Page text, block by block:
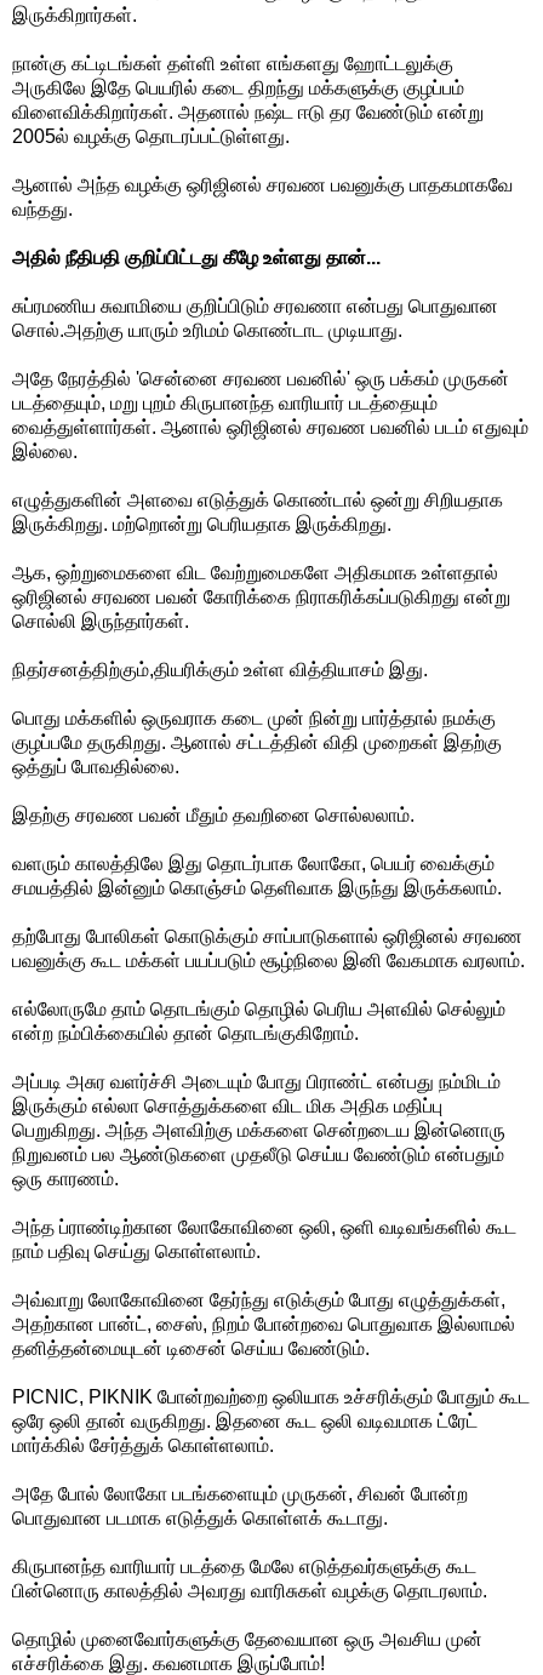
இருக்கிறார்கள்.
நான்கு கட்டிடங்கள் தள்ளி உள்ள எங்களது ஹோட்டலுக்கு
அருகிலே இதே பெயரில் கடை திறந்து மக்களுக்கு குழப்பம்
விளைவிக்கிறார்கள். அதனால் நஷ்ட ஈடு தர வேண்டும் என்று
2005ல் வழக்கு தொடரப்பட்டுள்ளது.
ஆனால் அந்த வழக்கு ஒரிஜினல் சரவண பவனுக்கு பாதகமாகவே
வந்தது.
அதில் நீதிபதி குறிப்பிட்டது கீழே உள்ளது தான்...
சுப்ரமணிய சுவாமியை குறிப்பிடும் சரவணா என்பது பொதுவான
சொல்.அதற்கு யாரும் உரிமம் கொண்டாட முடியாது.
அதே நேரத்தில் 'சென்னை சரவண பவனில்' ஒரு பக்கம் முருகன்
படத்தையும், மறு புறம் கிருபானந்த வாரியார் படத்தையும்
வைத்துள்ளார்கள். ஆனால் ஒரிஜினல் சரவண பவனில் படம் எதுவும்
இல்லை.
எழுத்துகளின் அளவை எடுத்துக் கொண்டால் ஒன்று சிறியதாக
இருக்கிறது. மற்றொன்று பெரியதாக இருக்கிறது.
ஆக, ஒற்றுமைகளை விட வேற்றுமைகளே அதிகமாக உள்ளதால்
ஒரிஜினல் சரவண பவன் கோரிக்கை நிராகரிக்கப்படுகிறது என்று
சொல்லி இருந்தார்கள்.
நிதர்சனத்திற்கும்,தியரிக்கும் உள்ள வித்தியாசம் இது.
பொது மக்களில் ஒருவராக கடை முன் நின்று பார்த்தால் நமக்கு
குழப்பமே தருகிறது. ஆனால் சட்டத்தின் விதி முறைகள் இதற்கு
ஒத்துப் போவதில்லை.
இதற்கு சரவண பவன் மீதும் தவறினை சொல்லலாம்.
வளரும் காலத்திலே இது தொடர்பாக லோகோ, பெயர் வைக்கும்
சமயத்தில் இன்னும் கொஞ்சம் தெளிவாக இருந்து இருக்கலாம்.
தற்போது போலிகள் கொடுக்கும் சாப்பாடுகளால் ஒரிஜினல் சரவண
பவனுக்கு கூட மக்கள் பயப்படும் சூழ்நிலை இனி வேகமாக வரலாம்.
எல்லோருமே தாம் தொடங்கும் தொழில் பெரிய அளவில் செல்லும்
என்ற நம்பிக்கையில் தான் தொடங்குகிறோம்.
அப்படி அசுர வளர்ச்சி அடையும் போது பிராண்ட் என்பது நம்மிடம்
இருக்கும் எல்லா சொத்துக்களை விட மிக அதிக மதிப்பு
பெறுகிறது. அந்த அளவிற்கு மக்களை சென்றடைய இன்னொரு
நிறுவனம் பல ஆண்டுகளை முதலீடு செய்ய வேண்டும் என்பதும்
ஒரு காரணம்.
அந்த ப்ராண்டிற்கான லோகோவினை ஒலி, ஒளி வடிவங்களில் கூட
நாம் பதிவு செய்து கொள்ளலாம்.
அவ்வாறு லோகோவினை தேர்ந்து எடுக்கும் போது எழுத்துக்கள்,
அதற்கான பான்ட், சைஸ், நிறம் போன்றவை பொதுவாக இல்லாமல்
தனித்தன்மையுடன் டிசைன் செய்ய வேண்டும்.
PICNIC, PIKNIK போன்றவற்றை ஒலியாக உச்சரிக்கும் போதும் கூட
ஒரே ஒலி தான் வருகிறது. இதனை கூட ஒலி வடிவமாக ட்ரேட்
மார்க்கில் சேர்த்துக் கொள்ளலாம்.
அதே போல் லோகோ படங்களையும் முருகன், சிவன் போன்ற
பொதுவான படமாக எடுத்துக் கொள்ளக் கூடாது.
கிருபானந்த வாரியார் படத்தை மேலே எடுத்தவர்களுக்கு கூட
பின்னொரு காலத்தில் அவரது வாரிசுகள் வழக்கு தொடரலாம்.
தொழில் முனைவோர்களுக்கு தேவையான ஒரு அவசிய முன்
எச்சரிக்கை இது. கவனமாக இருப்போம்!